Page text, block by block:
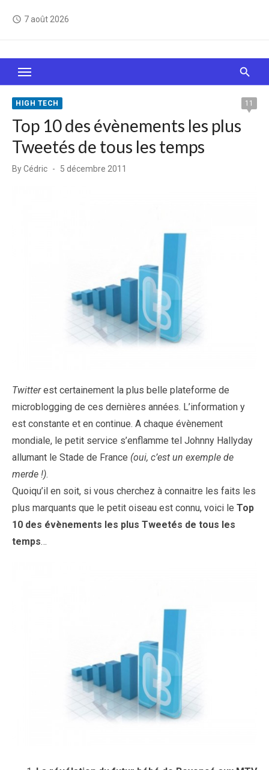
access_time 7 août 2026
Le Web, c'est comme une boîte de chocolats… On
sait jamais sur quoi on va tomber !
HIGH TECH 11
Top 10 des évènements les plus
Tweetés de tous les temps
ByCédric
Posted
5 décembre 2011
Twitterest certainement la plus belle plateforme de
microblogging de ces dernières années. L’information y
est constante et en continue. A chaque évènement
mondiale, le petit service s’enflamme tel Johnny Hallyday
allumant le Stade de France (oui, c’est un exemple de
merde !).
Quoiqu’il en soit, si vous cherchez à connaitre les faits les
plus marquants que le petit oiseau est connu, voici le Top
10 des évènements les plus Tweetés de tous les
temps…